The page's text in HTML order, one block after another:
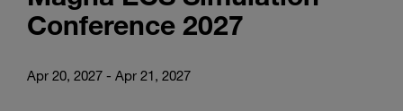
Conference 2027
Apr 20, 2027 - Apr 21, 2027